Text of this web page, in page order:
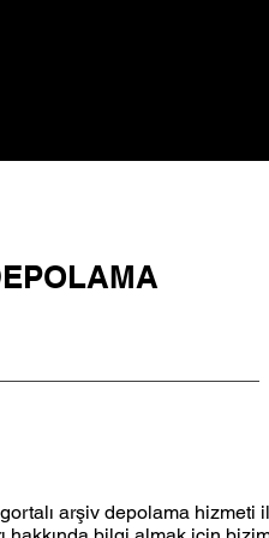
arşiv depolama hizmeti